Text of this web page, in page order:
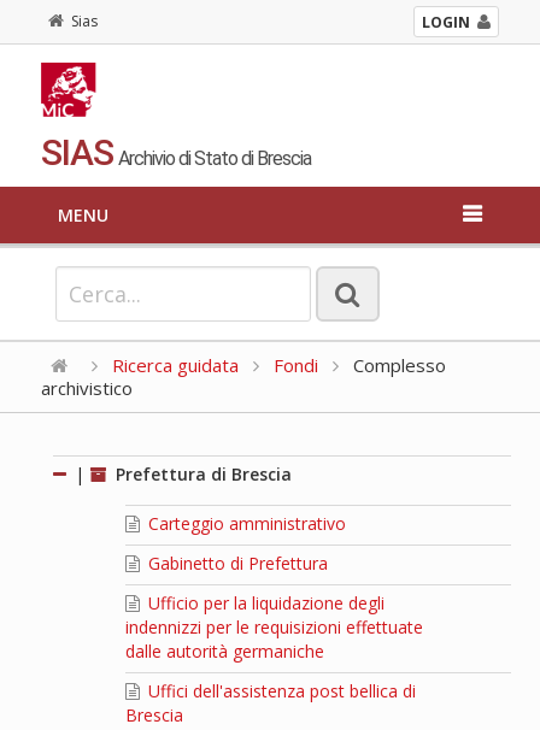
Sias LOGIN
SIAS Archivio di Stato di Brescia
MENU
Ricerca guidata Fondi
Complesso
archivistico
| Prefettura di Brescia
Carteggio amministrativo
Gabinetto di Prefettura
Ufficio per la liquidazione degli
indennizzi per le requisizioni effettuate
dalle autorità germaniche
Uffici dell'assistenza post bellica di
Brescia